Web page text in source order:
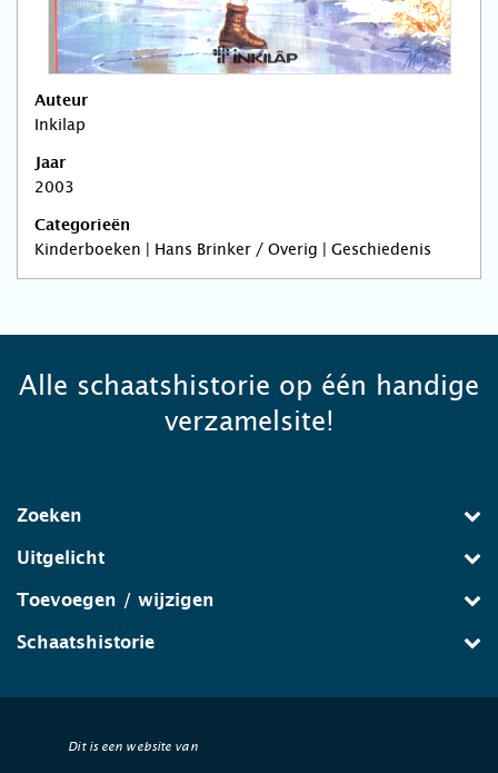
Auteur
Inkilap
Jaar
2003
Categorieën
Kinderboeken | Hans Brinker / Overig | Geschiedenis
Alle schaatshistorie op één handige
verzamelsite!
Zoeken
Uitgelicht
Toevoegen / wijzigen
Schaatshistorie
Dit is een website van